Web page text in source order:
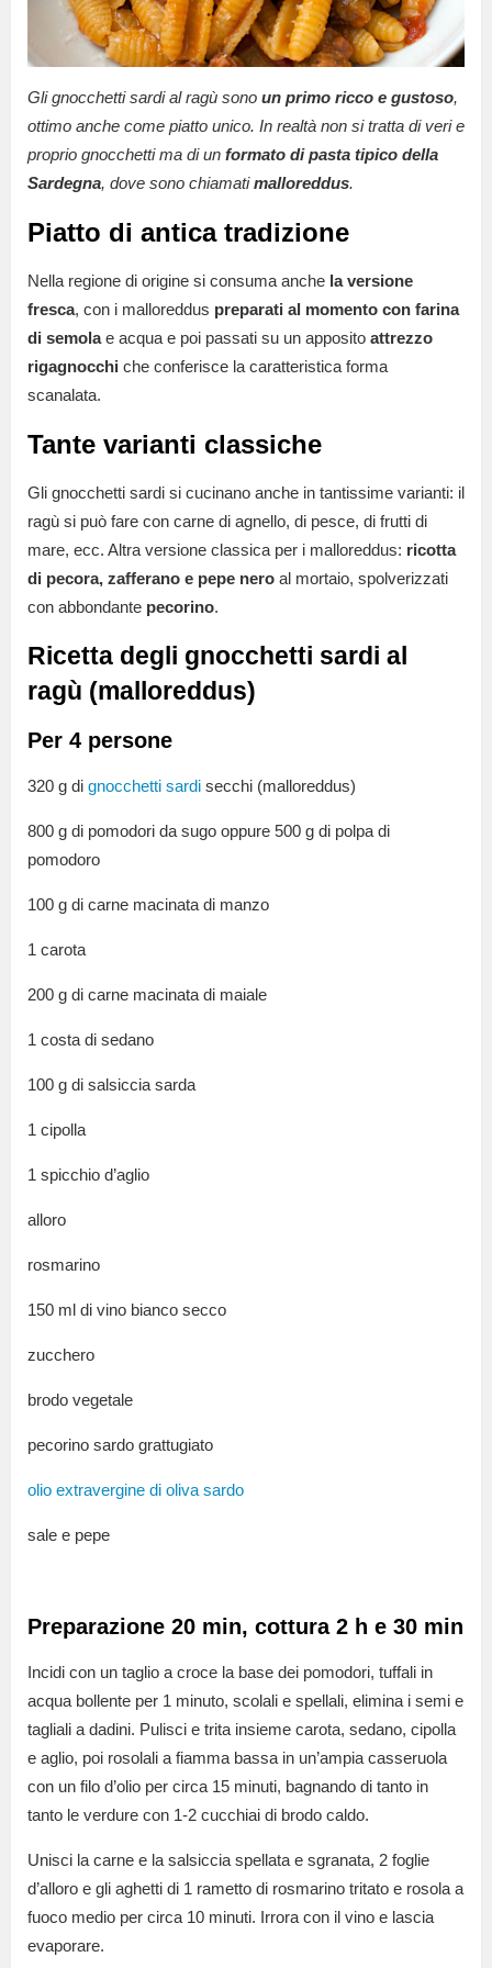
Gli gnocchetti sardi al ragù sono un primo ricco e gustoso,
ottimo anche come piatto unico. In realtà non si tratta di veri e
proprio gnocchetti ma di un formato di pasta tipico della
Sardegna, dove sono chiamatimalloreddus.
Piatto di antica tradizione
Nella regione di origine si consuma anche la versione
fresca, con i malloreddus preparati al momento con farina
di semolae acqua e poi passati su un apposito attrezzo
rigagnocchi che conferisce la caratteristica forma
scanalata.
Tante varianti classiche
Gli gnocchetti sardi si cucinano anche in tantissime varianti: il
ragù si può fare con carne di agnello, di pesce, di frutti di
mare, ecc. Altra versione classica per i malloreddus: ricotta
di pecora, zafferano e pepe nero al mortaio, spolverizzati
con abbondante pecorino.
Ricetta degli gnocchetti sardi al
ragù (malloreddus)
Per 4 persone
320 g di gnocchetti sardi secchi (malloreddus)
800 g di pomodori da sugo oppure 500 g di polpa di
pomodoro
100 g di carne macinata di manzo
1 carota
200 g di carne macinata di maiale
1 costa di sedano
100 g di salsiccia sarda
1 cipolla
1 spicchio d’aglio
alloro
rosmarino
150 ml di vino bianco secco
zucchero
brodo vegetale
pecorino sardo grattugiato
olio extravergine di oliva sardo
sale e pepe
Preparazione 20 min, cottura 2 h e 30 min
Incidi con un taglio a croce la base dei pomodori, tuffali in
acqua bollente per 1 minuto, scolali e spellali, elimina i semi e
tagliali a dadini. Pulisci e trita insieme carota, sedano, cipolla
e aglio, poi rosolali a fiamma bassa in un’ampia casseruola
con un filo d’olio per circa 15 minuti, bagnando di tanto in
tanto le verdure con 1-2 cucchiai di brodo caldo.
Unisci la carne e la salsiccia spellata e sgranata, 2 foglie
d’alloro e gli aghetti di 1 rametto di rosmarino tritato e rosola a
fuoco medio per circa 10 minuti. Irrora con il vino e lascia
evaporare.